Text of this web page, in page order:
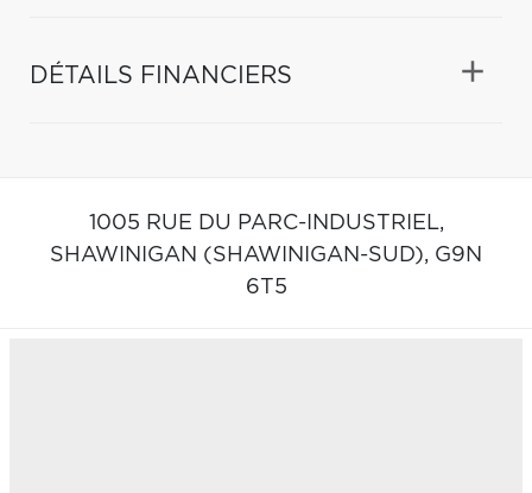
DÉTAILS FINANCIERS
1005 RUE DU PARC-INDUSTRIEL,
SHAWINIGAN (SHAWINIGAN-SUD), G9N
6T5